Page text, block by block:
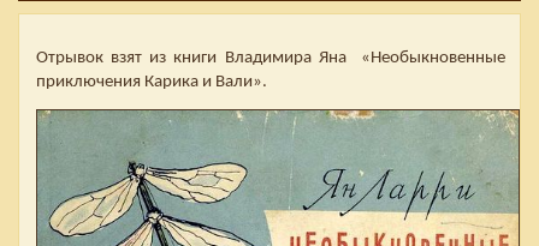
Отрывок взят из книги Владимира Яна «Необыкновенные
приключения Карика и Вали».